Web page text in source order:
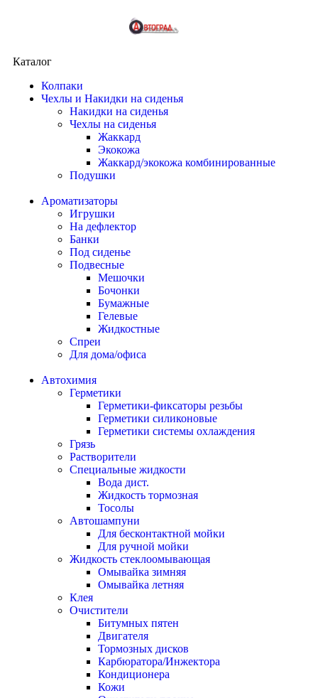
Каталог
Колпаки
Чехлы и Накидки на сиденья
Накидки на сиденья
Чехлы на сиденья
Жаккард
Экокожа
Жаккард/экокожа комбинированные
Подушки
Ароматизаторы
Игрушки
На дефлектор
Банки
Под сиденье
Подвесные
Мешочки
Бочонки
Бумажные
Гелевые
Жидкостные
Спреи
Для дома/офиса
Автохимия
Герметики
Герметики-фиксаторы резьбы
Герметики силиконовые
Герметики системы охлаждения
Грязь
Растворители
Специальные жидкости
Вода дист.
Жидкость тормозная
Тосолы
Автошампуни
Для бесконтактной мойки
Для ручной мойки
Жидкость стеклоомывающая
Омывайка зимняя
Омывайка летняя
Клея
Очистители
Битумных пятен
Двигателя
Тормозных дисков
Карбюратора/Инжектора
Кондиционера
Кожи